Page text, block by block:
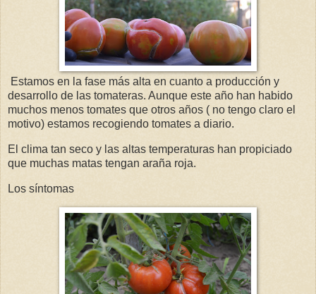
Estamos en la fase más alta en cuanto a producción y
desarrollo de las tomateras. Aunque este año han habido
muchos menos tomates que otros años ( no tengo claro el
motivo) estamos recogiendo tomates a diario.
El clima tan seco y las altas temperaturas han propiciado
que muchas matas tengan araña roja.
Los síntomas